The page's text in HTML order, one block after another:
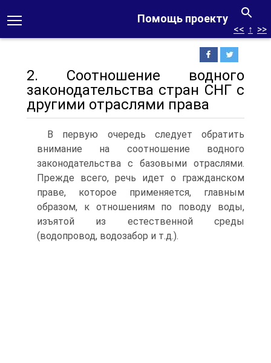
Помощь проекту
<< ↑ >>
2. Соотношение водного
законодательства стран СНГ с
другими отраслями права
В первую очередь следует обратить
внимание на соотношение водного
законодательства с базовыми отраслями.
Прежде всего, речь идет о гражданском
праве, которое применяется, главным
образом, к отношениям по поводу воды,
изъятой из естественной среды
(водопровод, водозабор и т.д.).